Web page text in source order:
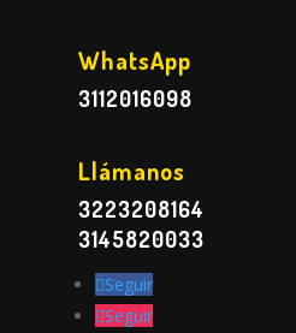
WhatsApp
3112016098
Llámanos
3223208164
3145820033
Seguir
Seguir